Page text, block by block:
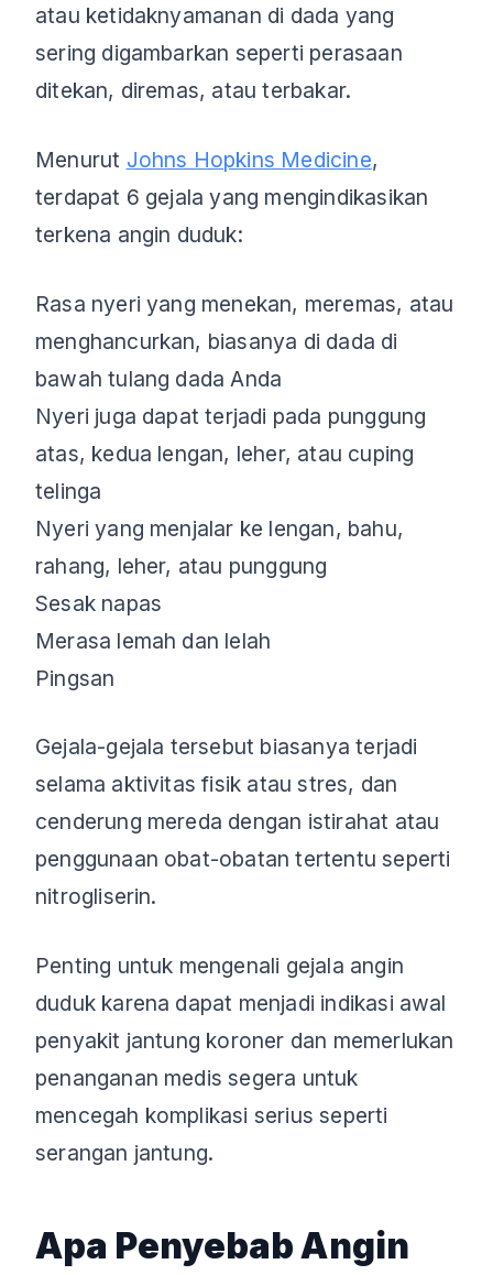
atau ketidaknyamanan di dada yang
sering digambarkan seperti perasaan
ditekan, diremas, atau terbakar.
Menurut Johns Hopkins Medicine,
terdapat 6 gejala yang mengindikasikan
terkena angin duduk:
Rasa nyeri yang menekan, meremas, atau
menghancurkan, biasanya di dada di
bawah tulang dada Anda
Nyeri juga dapat terjadi pada punggung
atas, kedua lengan, leher, atau cuping
telinga
Nyeri yang menjalar ke lengan, bahu,
rahang, leher, atau punggung
Sesak napas
Merasa lemah dan lelah
Pingsan
Gejala-gejala tersebut biasanya terjadi
selama aktivitas fisik atau stres, dan
cenderung mereda dengan istirahat atau
penggunaan obat-obatan tertentu seperti
nitrogliserin.
Penting untuk mengenali gejala angin
duduk karena dapat menjadi indikasi awal
penyakit jantung koroner dan memerlukan
penanganan medis segera untuk
mencegah komplikasi serius seperti
serangan jantung.
Apa Penyebab Angin